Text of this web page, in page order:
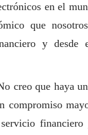
en el
que
y
creo que haya
compromiso